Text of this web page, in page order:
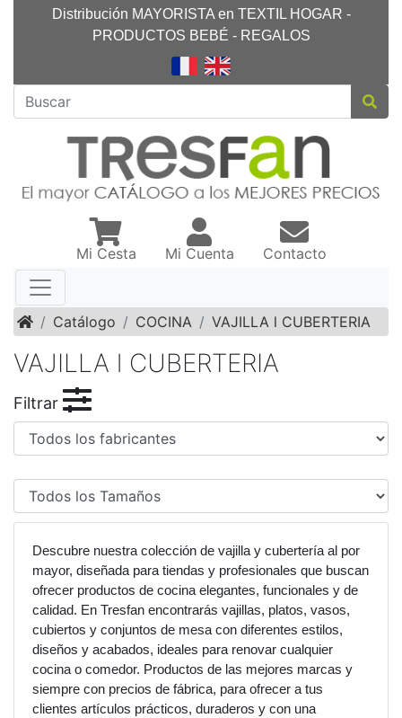
Distribución MAYORISTA en TEXTIL HOGAR -
PRODUCTOS BEBÉ - REGALOS
Mi Cesta Mi Cuenta Contacto
InicioCatálogo COCINA VAJILLA l CUBERTERIA
VAJILLA l CUBERTERIA
Filtrar
Descubre nuestra colección de vajilla y cubertería al por
mayor, diseñada para tiendas y profesionales que buscan
ofrecer productos de cocina elegantes, funcionales y de
calidad. En Tresfan encontrarás vajillas, platos, vasos,
cubiertos y conjuntos de mesa con diferentes estilos,
diseños y acabados, ideales para renovar cualquier
cocina o comedor. Productos de las mejores marcas y
siempre con precios de fábrica, para ofrecer a tus
clientes artículos prácticos, duraderos y con una